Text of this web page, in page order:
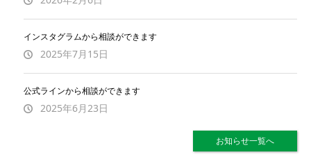
インスタグラムから相談ができます
2025年7月15日
公式ラインから相談ができます
2025年6月23日
お知らせ一覧へ